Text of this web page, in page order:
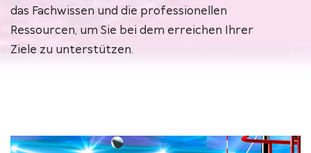
das Fachwissen und die professionellen
Ressourcen, um Sie bei dem erreichen Ihrer
Ziele zu unterstützen.